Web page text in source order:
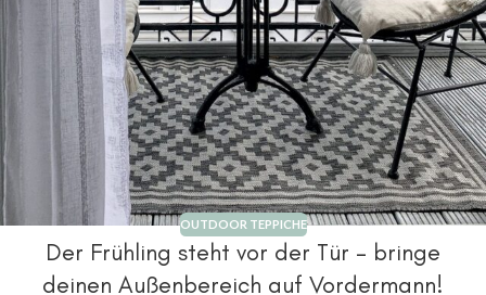
OUTDOOR TEPPICHE
Der Frühling steht vor der Tür – bringe
deinen Außenbereich auf Vordermann!